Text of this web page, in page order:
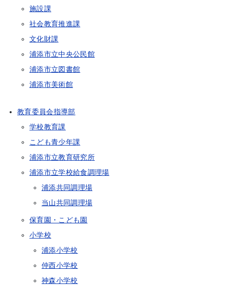
施設課
社会教育推進課
文化財課
浦添市立中央公民館
浦添市立図書館
浦添市美術館
教育委員会指導部
学校教育課
こども青少年課
浦添市立教育研究所
浦添市立学校給食調理場
浦添共同調理場
当山共同調理場
保育園・こども園
小学校
浦添小学校
仲西小学校
神森小学校